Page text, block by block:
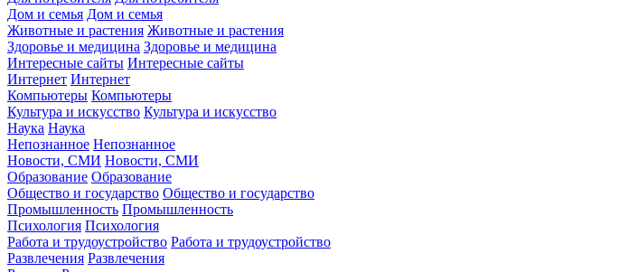
Дом и семья Дом и семья
Животные и растения Животные и растения
Здоровье и медицина Здоровье и медицина
Интересные сайты Интересные сайты
Интернет Интернет
Компьютеры Компьютеры
Культура и искусство Культура и искусство
Наука Наука
Непознанное Непознанное
Новости, СМИ Новости, СМИ
Образование Образование
Общество и государство Общество и государство
Промышленность Промышленность
Психология Психология
Работа и трудоустройство Работа и трудоустройство
Развлечения Развлечения